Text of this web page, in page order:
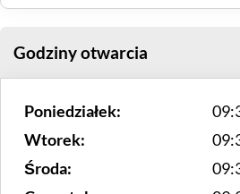
Godziny otwarcia
Poniedziałek:
Wtorek:
Środa: